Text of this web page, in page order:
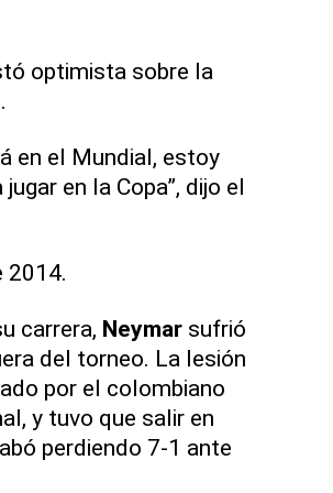
optimista sobre la
en el Mundial, estoy
en la Copa”, dijo el
2014.
carrera, Neymarsufrió
del torneo. La lesión
por el colombiano
y tuvo que salir en
perdiendo 7-1 ante